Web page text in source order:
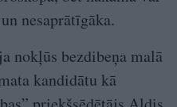
nesaprātīgāka.
nokļūs bezdibeņa malā
kandidātu kā